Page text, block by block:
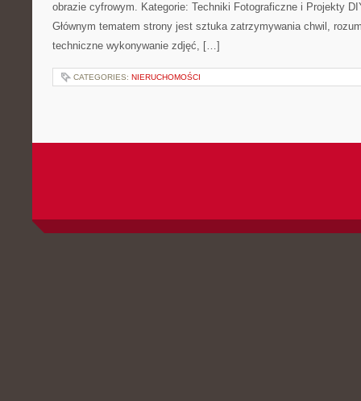
obrazie cyfrowym. Kategorie: Techniki Fotograficzne i Projekty
Głównym tematem strony jest sztuka zatrzymywania chwil,
techniczne wykonywanie zdjęć, […]
CATEGORIES: NIERUCHOMOŚCI